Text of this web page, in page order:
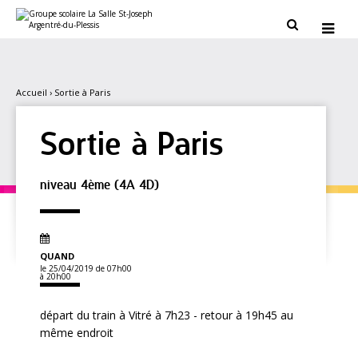
contenu.
personnels
 
Accueil › Sortie à Paris
Sortie à Paris
niveau 4ème (4A 4D)
QUAND
le 25/04/2019 de 07h00
à 20h00
départ du train à Vitré à 7h23 - retour à 19h45 au
même endroit